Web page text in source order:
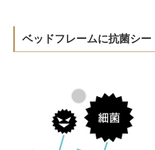
ベッドフレームに抗菌シー